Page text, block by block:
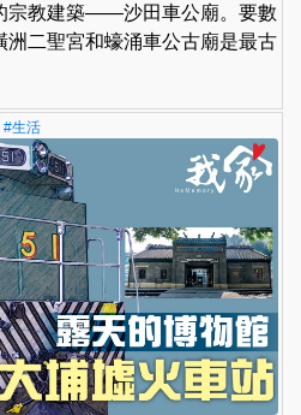
宗教建築——沙田車公廟。要數
二聖宮和蠔涌車公古廟是最古
#生活